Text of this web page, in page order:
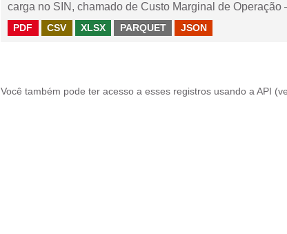
carga no SIN, chamado de Custo Marginal de Operação
PDF CSV XLSX PARQUET JSON
Você também pode ter acesso a esses registros usando a API